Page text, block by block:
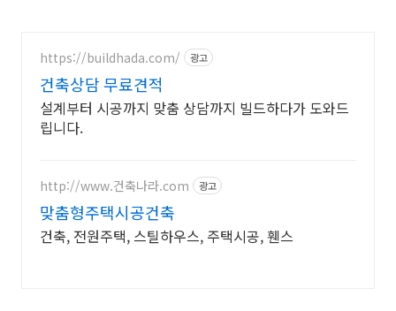
https://buildhada.com/ 광고
건축상담 무료견적
설계부터 시공까지 맞춤 상담까지 빌드하다가 도와드
립니다.
http://www.건축나라.com 광고
맞춤형주택시공건축
건축, 전원주택, 스틸하우스, 주택시공, 휀스